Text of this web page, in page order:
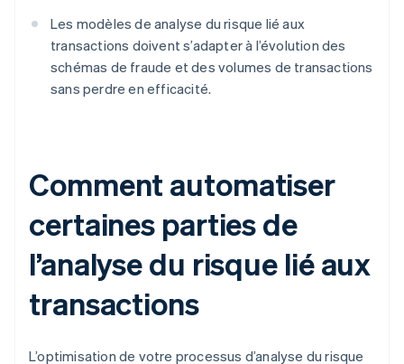
Les modèles de analyse du risque lié aux
transactions doivent s’adapter à l’évolution des
schémas de fraude et des volumes de transactions
sans perdre en efficacité.
Comment automatiser
certaines parties de
l’analyse du risque lié aux
transactions
L’optimisation de votre processus d’analyse du risque